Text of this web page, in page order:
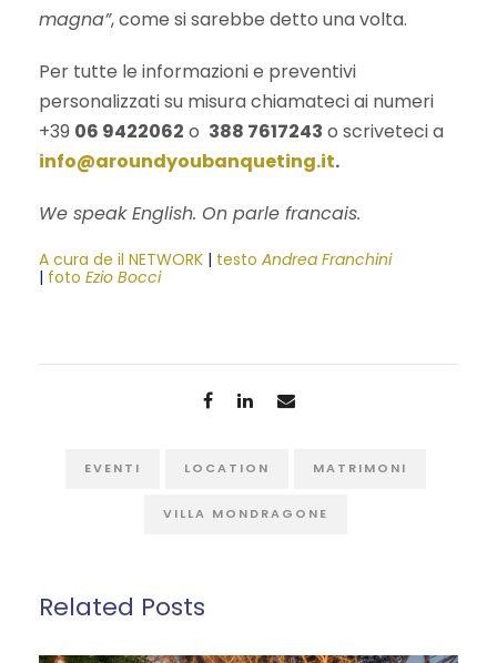
magna”, come si sarebbe detto una volta.
Per tutte le informazioni e preventivi
personalizzati su misura chiamateci ai numeri
+39 06 9422062 o 388 7617243 o scriveteci a
info@aroundyoubanqueting.it.
We speak English. On parle francais.
A cura de il NETWORK | testo Andrea Franchini
| foto Ezio Bocci
EVENTI LOCATION MATRIMONI
VILLA MONDRAGONE
Related Posts